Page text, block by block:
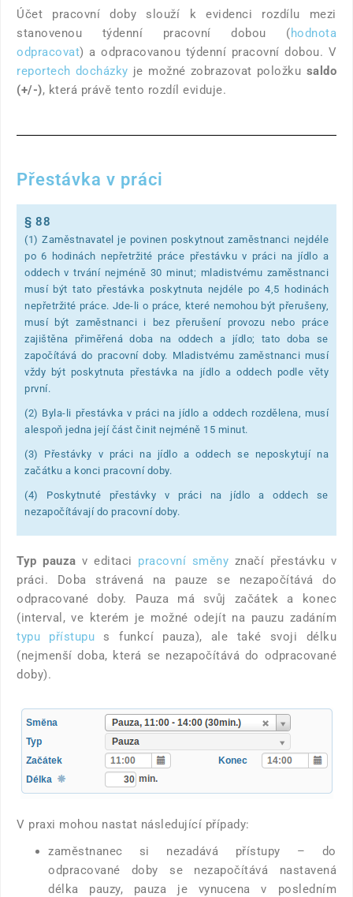
Účet pracovní doby slouží k evidenci rozdílu mezi
stanovenou týdenní pracovní dobou (hodnota
odpracovat) a odpracovanou týdenní pracovní dobou. V
reportech docházky je možné zobrazovat položku saldo
(+/-), která právě tento rozdíl eviduje.
Přestávka v práci
§ 88
(1) Zaměstnavatel je povinen poskytnout zaměstnanci nejdéle
po 6 hodinách nepřetržité práce přestávku v práci na jídlo a
oddech v trvání nejméně 30 minut; mladistvému zaměstnanci
musí být tato přestávka poskytnuta nejdéle po 4,5 hodinách
nepřetržité práce. Jde-li o práce, které nemohou být přerušeny,
musí být zaměstnanci i bez přerušení provozu nebo práce
zajištěna přiměřená doba na oddech a jídlo; tato doba se
započítává do pracovní doby. Mladistvému zaměstnanci musí
vždy být poskytnuta přestávka na jídlo a oddech podle věty
první.
(2) Byla-li přestávka v práci na jídlo a oddech rozdělena, musí
alespoň jedna její část činit nejméně 15 minut.
(3) Přestávky v práci na jídlo a oddech se neposkytují na
začátku a konci pracovní doby.
(4) Poskytnuté přestávky v práci na jídlo a oddech se
nezapočítávají do pracovní doby.
Typ pauza v editaci pracovní směny značí přestávku v
práci. Doba strávená na pauze se nezapočítává do
odpracované doby. Pauza má svůj začátek a konec
(interval, ve kterém je možné odejít na pauzu zadáním
typu přístupu s funkcí pauza), ale také svoji délku
(nejmenší doba, která se nezapočítává do odpracované
doby).
V praxi mohou nastat následující případy:
zaměstnanec si nezadává přístupy – do
odpracované doby se nezapočítává nastavená
délka pauzy, pauza je vynucena v posledním